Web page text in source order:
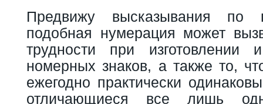
Предвижу высказывания по
подобная нумерация может
трудности при изготовлении
номерных знаков, а также то,
ежегодно практически
отличающиеся все лишь